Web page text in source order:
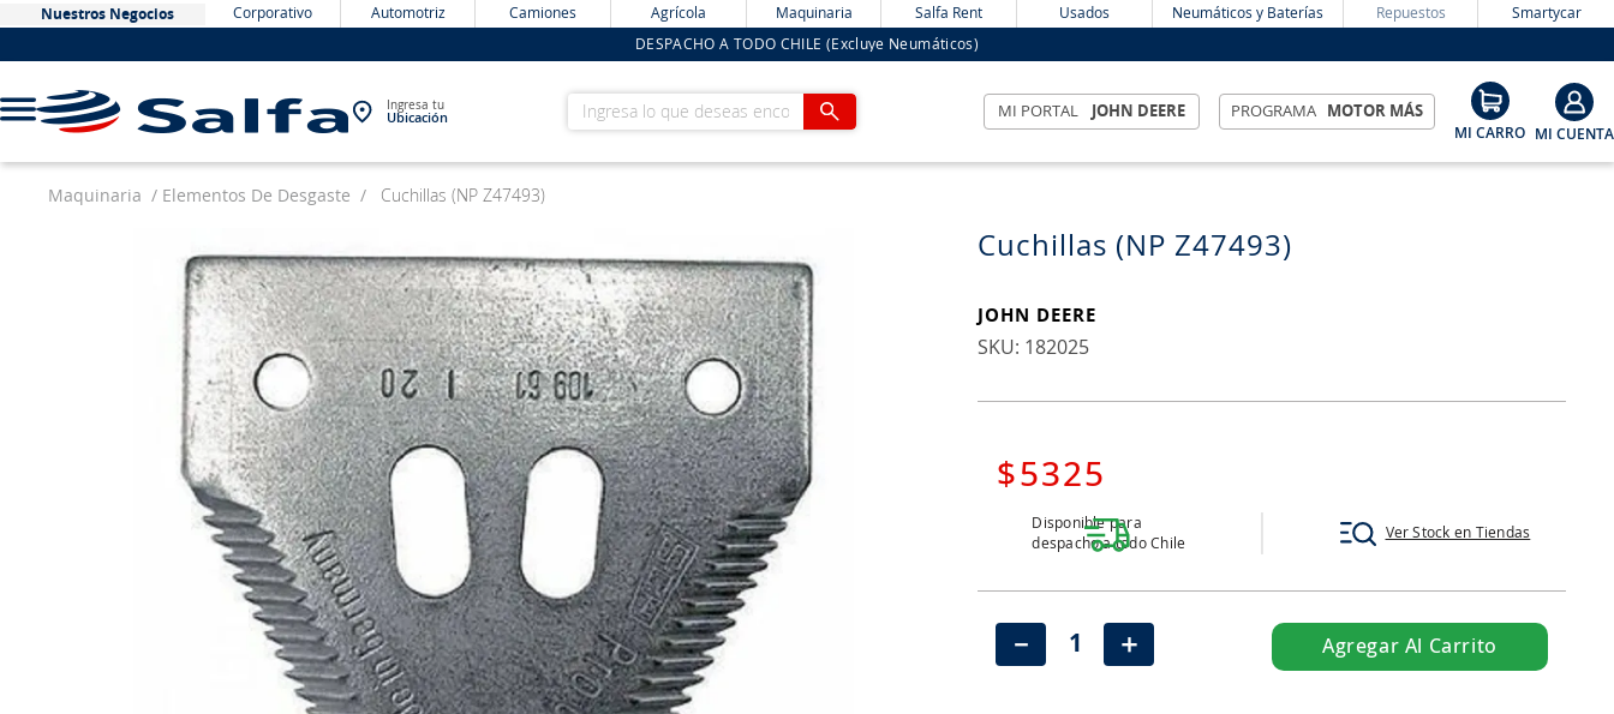
Nuestros Negocios Corporativo Automotriz Camiones Agrícola Maquinaria Salfa Rent Usados Neumáticos y Baterías Repuestos Smartycar
DESPACHO A TODO CHILE (Excluye Neumáticos)
Ingresa tu
Ubicación
Ingresa lo que deseas encontrar MI PORTAL JOHN DEERE PROGRAMA MOTOR MÁS
Maquinaria Elementos De Desgaste Cuchillas (NP Z47493)
Cuchillas (NP Z47493)
JOHN DEERE
: 182025
$5325
Disponible para
despacho a todo Chile
Ver Stock en Tiendas
＋
－ Agregar Al Carrito
neumáticos
yokohama